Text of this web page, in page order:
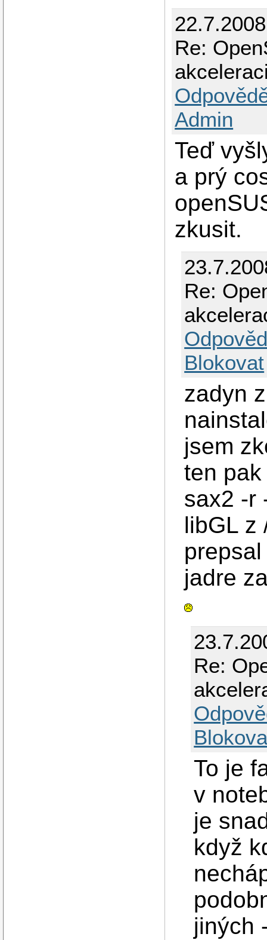
Re:
Admin
Teď
a prý
zkusit.
Re:
Blokovat
zadyn
jsem
ten
sax2 -r
libGL z
jadre
Re:
To je
v
je
když
jiných